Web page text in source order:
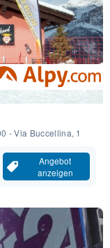
- Via Buccellina, 1
Angebot
anzeigen